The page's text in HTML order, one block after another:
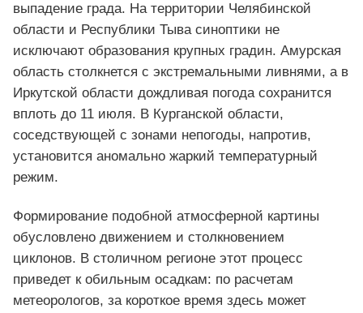
выпадение града. На территории Челябинской
области и Республики Тыва синоптики не
исключают образования крупных градин. Амурская
область столкнется с экстремальными ливнями, а в
Иркутской области дождливая погода сохранится
вплоть до 11 июля. В Курганской области,
соседствующей с зонами непогоды, напротив,
установится аномально жаркий температурный
режим.
Формирование подобной атмосферной картины
обусловлено движением и столкновением
циклонов. В столичном регионе этот процесс
приведет к обильным осадкам: по расчетам
метеорологов, за короткое время здесь может